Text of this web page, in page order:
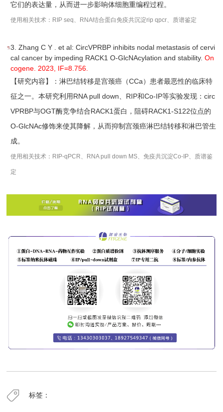
它们的表达量，从而进一步影响体细胞重编程过程。
使用相关技术：RIP seq、RNA结合蛋白免疫共沉淀rip qpcr、质谱鉴定
3. Zhang C Y . et al: CircVPRBP inhibits nodal metastasis of cervi
cal cancer by impeding RACK1 O-GlcNAcylation and stability.On
cogene. 2023, IF=8.756.
【研究内容】：淋巴结转移是宫颈癌（CCa）患者最恶性的临床特
征之一。本研究利用RNA pull down、RIP和Co-IP等实验发现：circ
VPRBP与OGT酶竞争结合RACK1蛋白，阻碍RACK1-S122位点的
O-GlcNAc修饰来使其降解，从而抑制宫颈癌淋巴结转移和淋巴管生
成。
使用相关技术：RIP-qPCR、RNA pull down MS、免疫共沉淀Co-IP、质谱鉴
定
标签：